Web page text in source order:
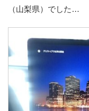
（山梨県）でした…